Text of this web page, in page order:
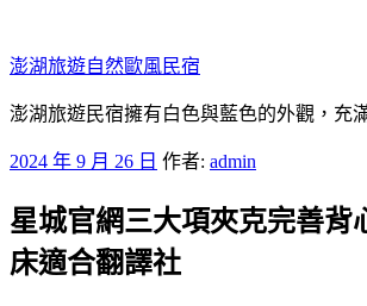
至
主
要
容
澎湖旅遊自然歐風民宿
澎湖旅遊民宿擁有白色與藍色的外觀，充
發
於
2024 年 9 月 26 日 作者: admin
星城官網三大項夾克完善背
床適合翻譯社